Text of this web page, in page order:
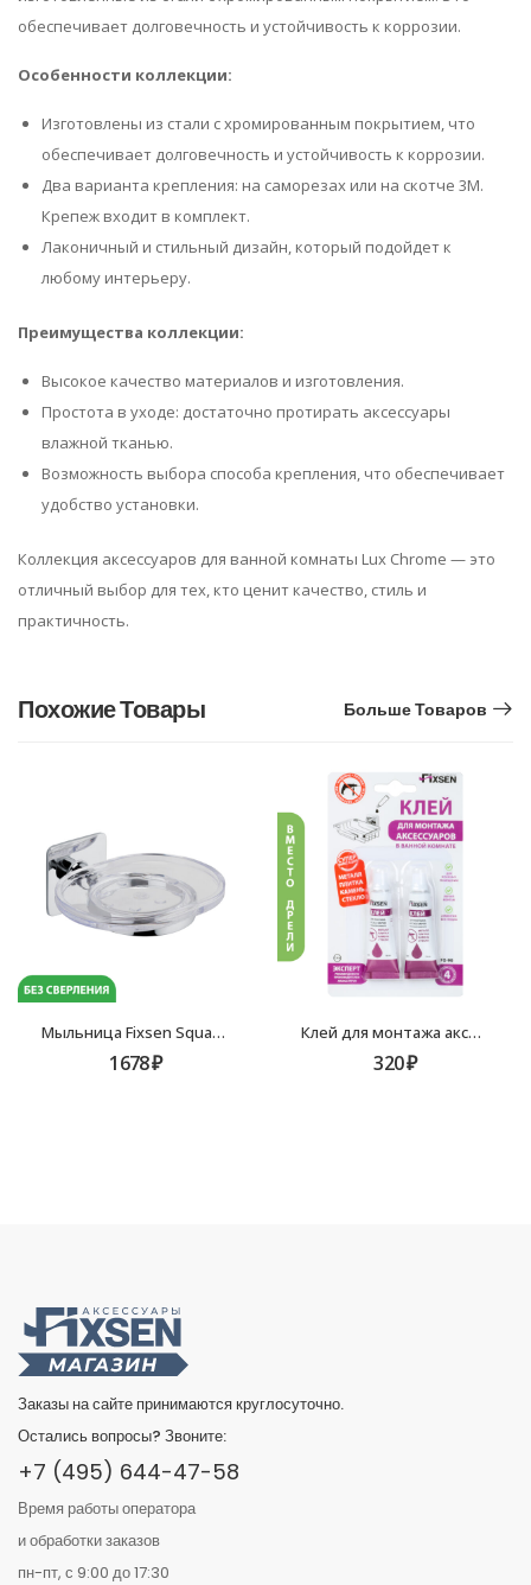
обеспечивает долговечность и устойчивость к коррозии.
Особенности коллекции:
Изготовлены из стали с хромированным покрытием, что
обеспечивает долговечность и устойчивость к коррозии.
Два варианта крепления: на саморезах или на скотче 3M.
Крепеж входит в комплект.
Лаконичный и стильный дизайн, который подойдет к
любому интерьеру.
Преимущества коллекции:
Высокое качество материалов и изготовления.
Простота в уходе: достаточно протирать аксессуары
влажной тканью.
Возможность выбора способа крепления, что обеспечивает
удобство установки.
Коллекция аксессуаров для ванной комнаты Lux Chrome — это
отличный выбор для тех, кто ценит качество, стиль и
практичность.
Похожие Товары Больше Товаров
Мыльница Fixsen Square FX-93108
1678₽
Клей для монтажа аксессуаров Fixsen FX-90
320₽
Заказы на сайте принимаются круглосуточно.
Остались вопросы? Звоните:
+7 (495) 644-47-58
Время работы оператора
и обработки заказов
пн-пт, с 9:00 до 17:30